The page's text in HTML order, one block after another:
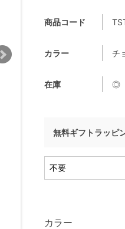
商品コード
カラー チ
在庫 ◎
無料ギフトラッピ
カラー